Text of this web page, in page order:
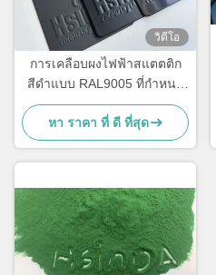
วิดีโอ
การเคลือบผงไฟฟ้าสแตตติก
สีดําแบบ RAL9005 ที่กําหนด
เอง ด้วยการเคลือบแบบแมทใส
และความแข็ง 180-200 °C
หา ราคา ที่ ดี ที่สุด